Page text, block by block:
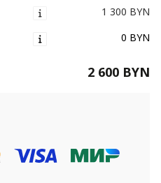
1 300 BYN
0 BYN
2 600 BYN